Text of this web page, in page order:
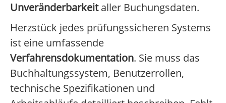
Unveränderbarkeitaller Buchungsdaten.
Herzstück jedes prüfungssicheren Systems
ist eine umfassende
Verfahrensdokumentation. Sie muss das
Buchhaltungssystem, Benutzerrollen,
technische Spezifikationen und